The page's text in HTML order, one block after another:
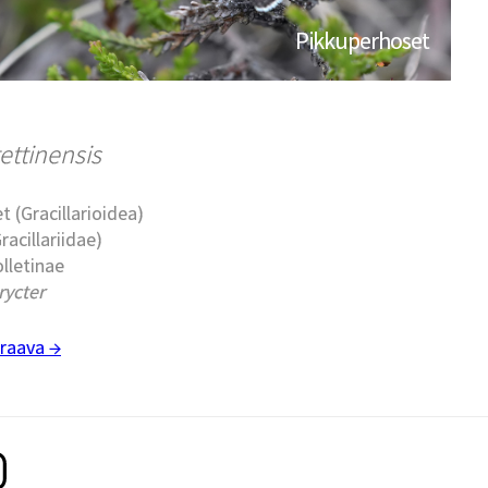
Pikkuperhoset
(Gracillarioidea)
→